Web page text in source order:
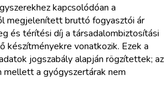
kapcsolódóan a
megjelenített bruttó fogyasztói ár
és térítési díj a társadalombiztosítási
készítményekre vonatkozik. Ezek a
jogszabály alapján rögzítettek; az
a gyógyszertárak nem